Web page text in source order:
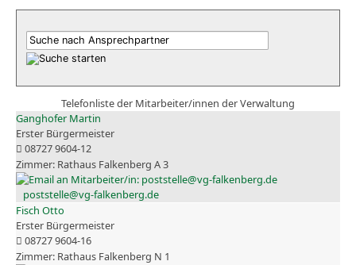
Telefonliste der Mitarbeiter/innen der Verwaltung
Ganghofer Martin
Erster Bürgermeister
08727 9604-12
Rathaus Falkenberg A 3
poststelle@vg-falkenberg.de
Fisch Otto
Erster Bürgermeister
08727 9604-16
Rathaus Falkenberg N 1